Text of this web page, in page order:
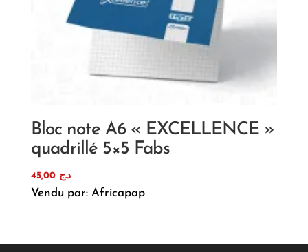
Bloc note A6 « EXCELLENCE »
quadrillé 5×5 Fabs
د.ج 45,00
Vendu par: Africapap